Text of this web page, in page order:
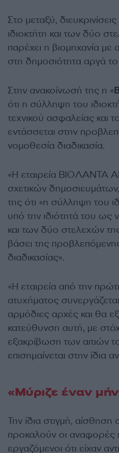
Στο μεταξύ,
ιδιοκτήτη και των δύο
παρέχει η βιομηχανία
στη δημοσιότητα αργά
Στην ανακοίνωσή της η «
ότι η σύλληψη του
τεχνικού ασφαλείας και
εντάσσεται στην
νομοθεσία διαδικασία.
«Η εταιρεία ΒΙΟΛΑΝΤΑ
σχετικών
της ότι «η σύλληψη του
υπό την ιδιότητά του
και των δύο στελεχών
βάσει της
διαδικασίας».
«Η εταιρεία από την
ατυχήματος
αρμόδιες αρχές και θα
κατεύθυνση αυτή, με
εξακρίβωση των αιτιών
επισημαίνεται στην ίδια
«Μύριζε έναν
Την ίδια στιγμή, αίσθηση
προκαλούν οι αναφορές
εργαζόμενοι ότι είχαν